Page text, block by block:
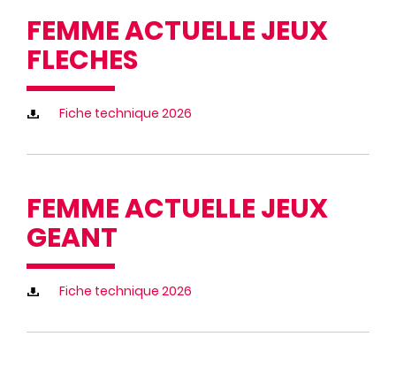
FEMME ACTUELLE JEUX
FLECHES
Fiche technique 2026
FEMME ACTUELLE JEUX
GEANT
Fiche technique 2026